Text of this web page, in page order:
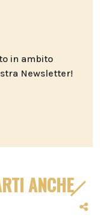
in ambito
Newsletter!
ANCHE